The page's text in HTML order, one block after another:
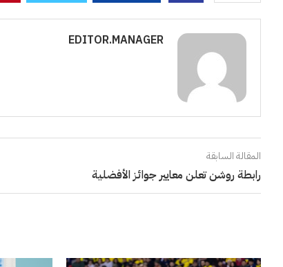
EDITOR.MANAGER
المقالة السابقة
رابطة روشن تعلن معايير جوائز الأفضلية